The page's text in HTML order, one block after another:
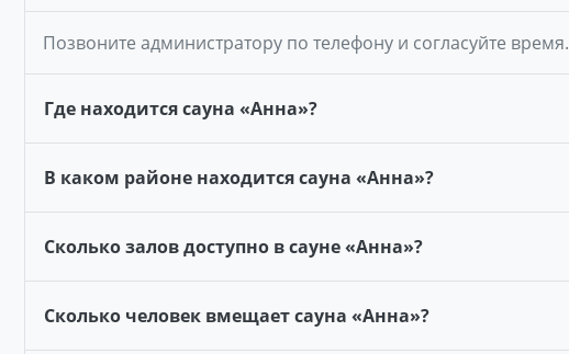
Позвоните администратору по телефону и согласуйте время.
Где находится сауна «Анна»?
В каком районе находится сауна «Анна»?
Сколько залов доступно в сауне «Анна»?
Сколько человек вмещает сауна «Анна»?